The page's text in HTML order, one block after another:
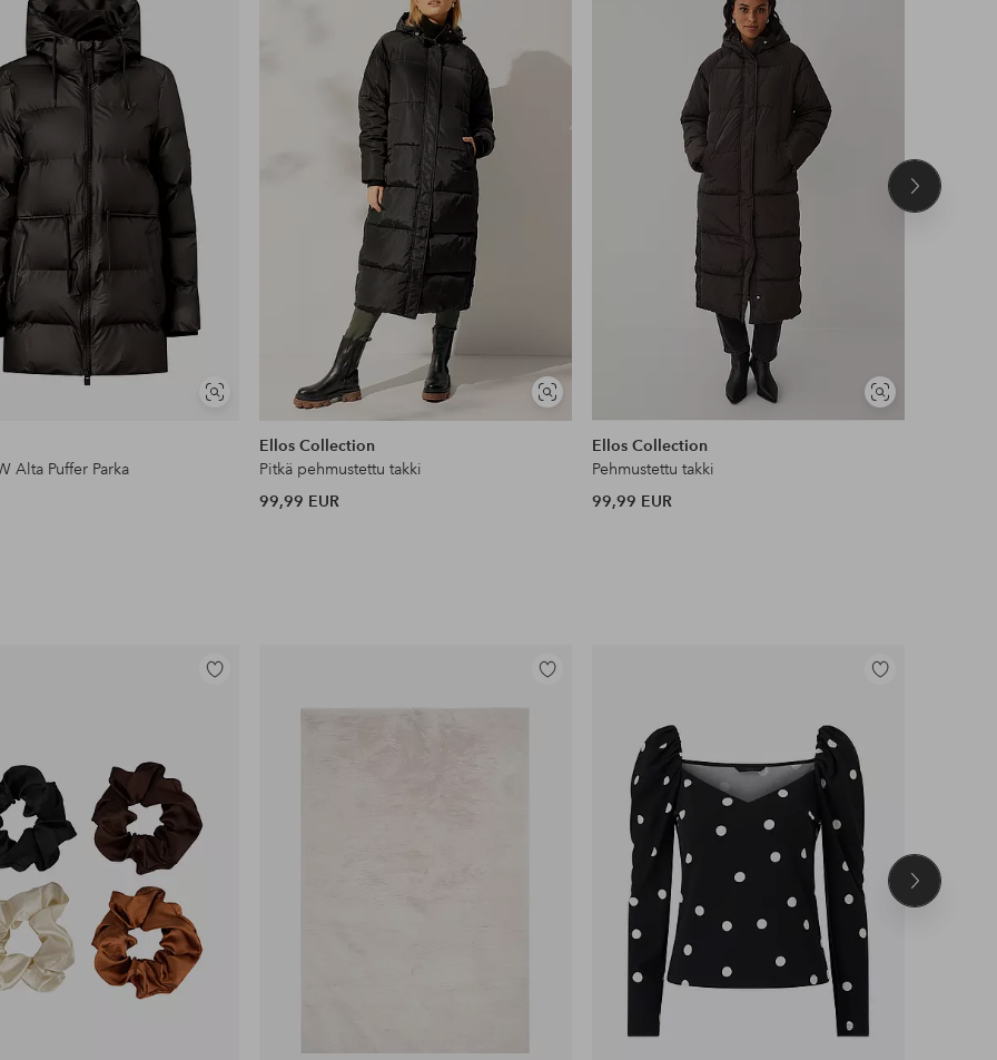
Näytä
Alta Puffer Parka
Näytä
samankaltaisia
Ellos Collection
Pitkä pehmustettu takki
99,99 EUR
Näytä
samankaltaisia
Ellos Collection
Pehmustettu takki
99,99 EUR
Seuraava
Lisää
Lisää
Lisää
Seuraava